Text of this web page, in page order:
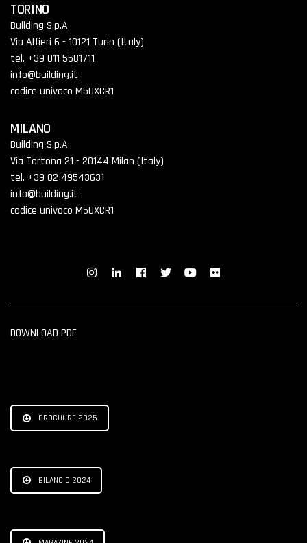
TORINO
Building S.p.A
Via Alfieri 6 - 10121 Turin (Italy)
tel. +39 011 5581711
info@building.it
codice univoco M5UXCR1
MILANO
Building S.p.A
Via Tortona 21 - 20144 Milan (Italy)
tel. +39 02 49543631
info@building.it
codice univoco M5UXCR1
DOWNLOAD PDF
BROCHURE 2025
BILANCIO 2024